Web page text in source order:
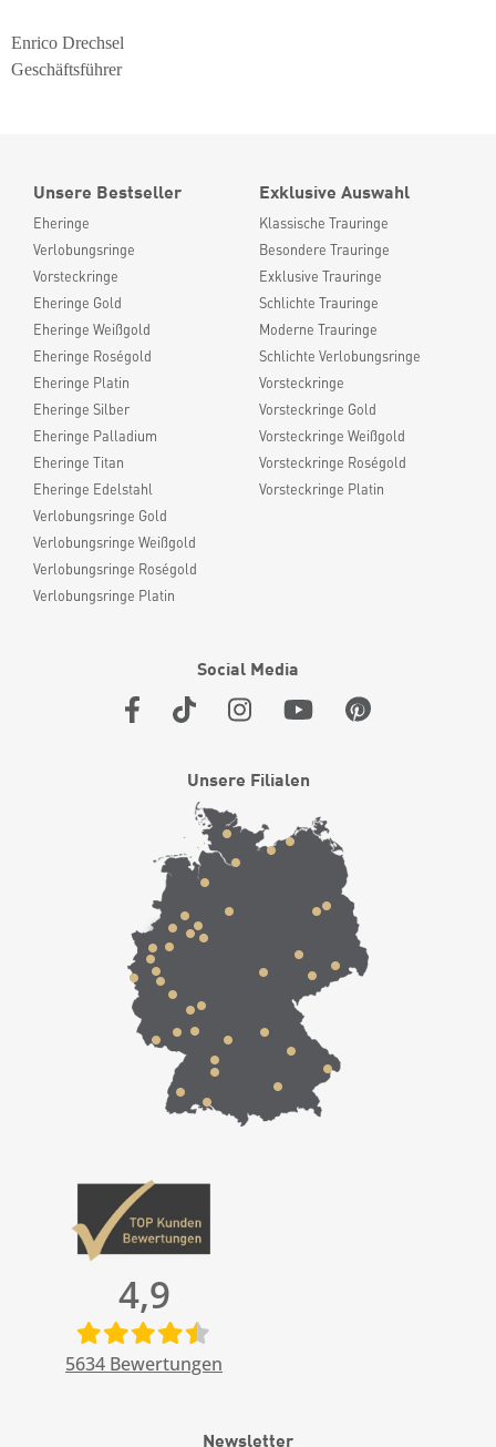
Enrico Drechsel
Geschäftsführer
Unsere Bestseller
Eheringe
Verlobungsringe
Vorsteckringe
Eheringe Gold
Eheringe Weißgold
Eheringe Roségold
Eheringe Platin
Eheringe Silber
Eheringe Palladium
Eheringe Titan
Eheringe Edelstahl
Verlobungsringe Gold
Verlobungsringe Weißgold
Verlobungsringe Roségold
Verlobungsringe Platin
Exklusive Auswahl
Klassische Trauringe
Besondere Trauringe
Exklusive Trauringe
Schlichte Trauringe
Moderne Trauringe
Schlichte Verlobungsringe
Vorsteckringe
Vorsteckringe Gold
Vorsteckringe Weißgold
Vorsteckringe Roségold
Vorsteckringe Platin
Social Media
Unsere Filialen
4,9
5634 Bewertungen
Newsletter